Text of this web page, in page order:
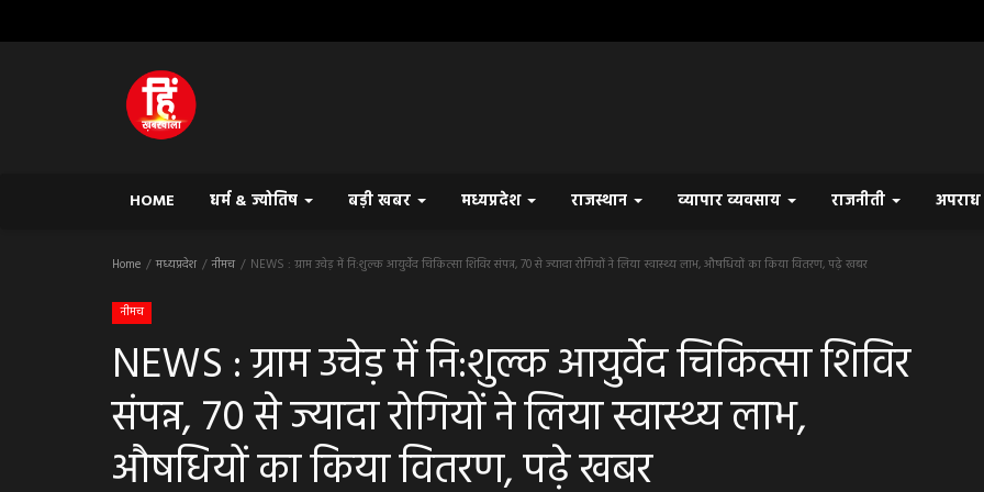
HOME धर्म & ज्योतिष बड़ी खबर मध्यप्रदेश राजस्थान व्यापार व्यवसाय राजनीती अपराध
Home मध्यप्रदेश नीमच NEWS : ग्राम उचेड़ में नि:शुल्क आयुर्वेद चिकित्सा शिविर संपन्न, 70 से ज्यादा रोगियों ने लिया स्वास्थ्य लाभ, औषधियों का किया वितरण, पढ़े खबर
नीमच
NEWS : ग्राम उचेड़ में नि:शुल्क आयुर्वेद चिकित्सा शिविर
संपन्न, 70 से ज्यादा रोगियों ने लिया स्वास्थ्य लाभ,
औषधियों का किया वितरण, पढ़े खबर